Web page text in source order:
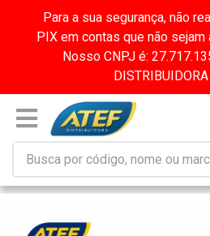
Para a sua segurança, não
PIX em contas que não
Nosso CNPJ é: